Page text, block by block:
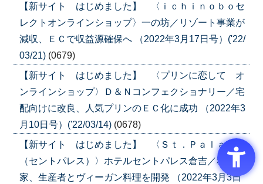
【新サイト はじめました】 〈ｉｃｈｉｎｏｂｏセ
レクトオンラインショップ〉一の坊／リゾート事業が
減収、ＥＣで収益源確保へ （2022年3月17日号）('22/
03/21) (0679)
【新サイト はじめました】 〈プリンに恋して オ
ンラインショップ〉Ｄ＆Ｎコンフェクショナリー／宅
配向けに改良、人気プリンのＥＣ化に成功 （2022年3
月10日号）('22/03/14) (0678)
【新サイト はじめました】 〈Ｓｔ．Ｐａｌａｃｅ
（セントパレス）〉ホテルセントパレス倉吉／料理
家、生産者とヴィーガン料理を開発 （2022年3月3日